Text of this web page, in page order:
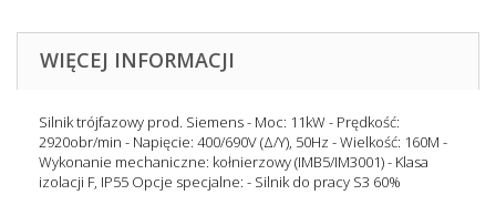
WIĘCEJ INFORMACJI
Silnik trójfazowy prod. Siemens - Moc: 11kW - Prędkość:
2920obr/min - Napięcie: 400/690V (Δ/Y), 50Hz - Wielkość: 160M -
Wykonanie mechaniczne: kołnierzowy (IMB5/IM3001) - Klasa
izolacji F, IP55 Opcje specjalne: - Silnik do pracy S3 60%